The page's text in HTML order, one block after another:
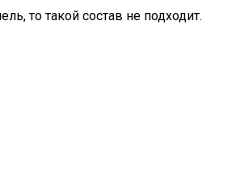
то такой состав не подходит.